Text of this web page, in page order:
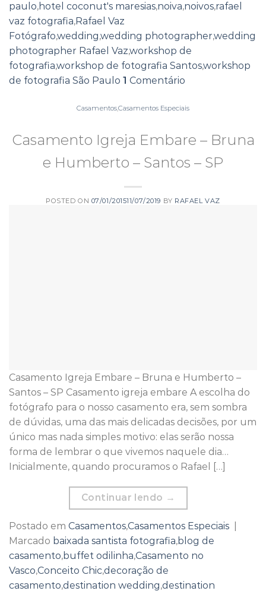
paulo,hotel coconut's maresias,noiva,noivos,rafael
vaz fotografia,Rafael Vaz
Fotógrafo,wedding,wedding photographer,wedding
photographer Rafael Vaz,workshop de
fotografia,workshop de fotografia Santos,workshop
de fotografia São Paulo 1 Comentário
Casamentos,Casamentos Especiais
Casamento Igreja Embare – Bruna
e Humberto – Santos – SP
POSTED ON 07/01/201511/07/2019 BY RAFAEL VAZ
Casamento Igreja Embare – Bruna e Humberto –
Santos – SP Casamento igreja embare A escolha do
fotógrafo para o nosso casamento era, sem sombra
de dúvidas, uma das mais delicadas decisões, por um
único mas nada simples motivo: elas serão nossa
forma de lembrar o que vivemos naquele dia…
Inicialmente, quando procuramos o Rafael […]
Continuar lendo →
Postado em Casamentos,Casamentos Especiais
Marcado baixada santista fotografia,blog de
casamento,buffet odilinha,Casamento no
Vasco,Conceito Chic,decoração de
casamento,destination wedding,destination